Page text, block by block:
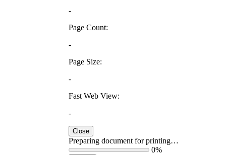
-
Page Count:
-
Page Size:
-
Fast Web View:
-
Close
Preparing document for printing…
0%